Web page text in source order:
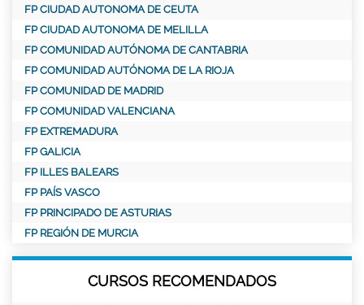
FP CIUDAD AUTONOMA DE CEUTA
FP CIUDAD AUTONOMA DE MELILLA
FP COMUNIDAD AUTÓNOMA DE CANTABRIA
FP COMUNIDAD AUTÓNOMA DE LA RIOJA
FP COMUNIDAD DE MADRID
FP COMUNIDAD VALENCIANA
FP EXTREMADURA
FP GALICIA
FP ILLES BALEARS
FP PAÍS VASCO
FP PRINCIPADO DE ASTURIAS
FP REGIÓN DE MURCIA
CURSOS RECOMENDADOS